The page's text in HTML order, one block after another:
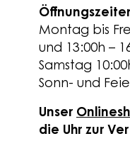
Montag bis
und 13:00h –
Samstag
Sonn- und
Unser
die Uhr zur